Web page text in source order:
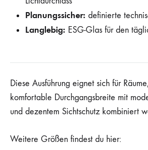
Planungssicher: definierte
Langlebig: ESG-Glas für den
Diese Ausführung eignet sich für
komfortable Durchgangsbreite mit
und dezentem Sichtschutz kombiniert
Weitere Größen findest du hier: